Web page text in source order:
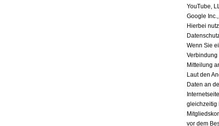
YouTube,
Google
Hierbei
Wenn Sie
Verbindung
Mitteilung
Laut den
Daten an
gleichzeitig
vor dem